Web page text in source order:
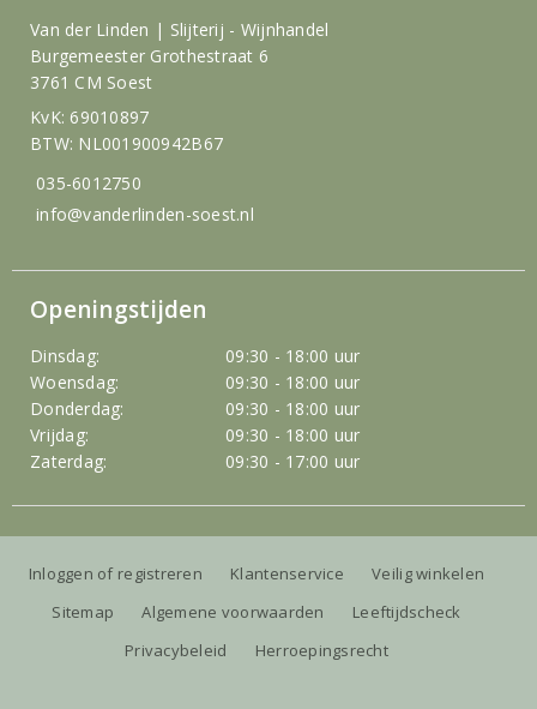
Van der Linden | Slijterij - Wijnhandel
Burgemeester Grothestraat 6
3761 CM Soest
KvK: 69010897
BTW: NL001900942B67
035-6012750
info@vanderlinden-soest.nl
Openingstijden
Dinsdag:
09:30 - 18:00 uur
Woensdag:
09:30 - 18:00 uur
Donderdag:
09:30 - 18:00 uur
Vrijdag:
09:30 - 18:00 uur
Zaterdag:
09:30 - 17:00 uur
Inloggen of registreren Klantenservice
Veilig winkelen
Sitemap
Algemene voorwaarden
Leeftijdscheck
Privacybeleid
Herroepingsrecht